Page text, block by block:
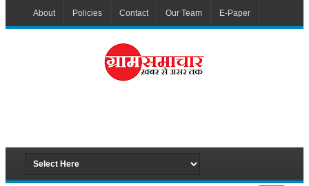
About Policies Contact Our Team E-Paper